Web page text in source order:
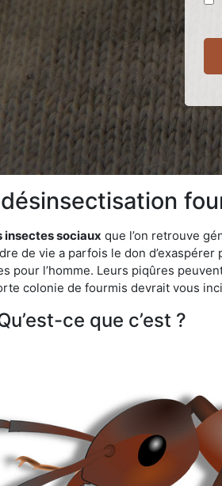
insectes sociaux que l’on retrouve
de vie a parfois le don
pour l’homme. Leurs piqûres
colonie de fourmis devrait vous
ce que c’est ?